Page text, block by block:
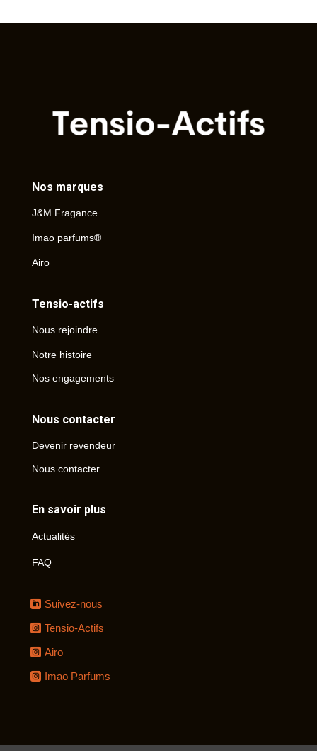
Nos marques
J&M Fragance
Imao parfums®
Airo
Tensio-actifs
Nous rejoindre
Notre histoire
Nos engagements
Nous contacter
Devenir revendeur
Nous contacter
En savoir plus
Actualités
FAQ
Suivez-nous
Tensio-Actifs
Airo
Imao Parfums